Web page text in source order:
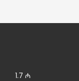
1.7 ₼